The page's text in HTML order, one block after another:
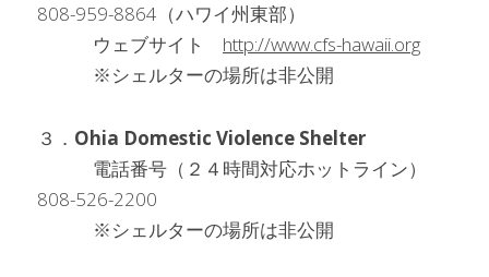
808-959-8864（ハワイ州東部）
ウェブサイト http://www.cfs-hawaii.org
※シェルターの場所は非公開
３． Ohia Domestic Violence Shelter
電話番号（２４時間対応ホットライン）
808-526-2200
※シェルターの場所は非公開